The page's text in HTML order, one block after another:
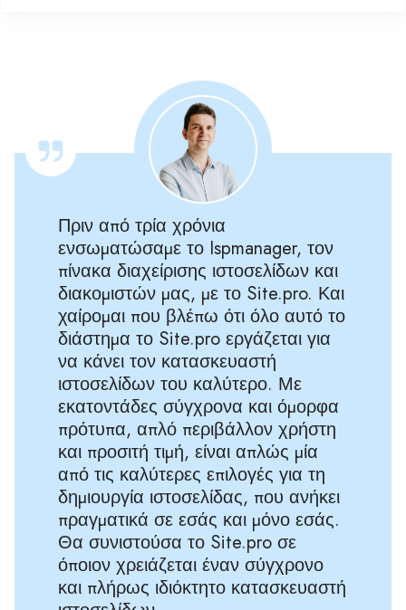
Πριν από τρία χρόνια
ενσωματώσαμε το Ispmanager, τον
πίνακα διαχείρισης ιστοσελίδων και
διακομιστών μας, με το Site.pro. Και
χαίρομαι που βλέπω ότι όλο αυτό το
διάστημα το Site.pro εργάζεται για
να κάνει τον κατασκευαστή
ιστοσελίδων του καλύτερο. Με
εκατοντάδες σύγχρονα και όμορφα
πρότυπα, απλό περιβάλλον χρήστη
και προσιτή τιμή, είναι απλώς μία
από τις καλύτερες επιλογές για τη
δημιουργία ιστοσελίδας, που ανήκει
πραγματικά σε εσάς και μόνο εσάς.
Θα συνιστούσα το Site.pro σε
όποιον χρειάζεται έναν σύγχρονο
και πλήρως ιδιόκτητο κατασκευαστή